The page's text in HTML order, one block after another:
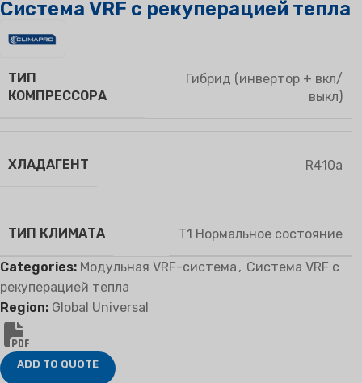
Система VRF с рекуперацией тепла
ТИП
КОМПРЕССОРА
Гибрид (инвертор + вкл/
выкл)
ХЛАДАГЕНТ R410a
ТИП КЛИМАТА T1 Нормальное состояние
Categories: Модульная VRF-система , Система VRF с
рекуперацией тепла
Region: Global Universal
ADD TO QUOTE